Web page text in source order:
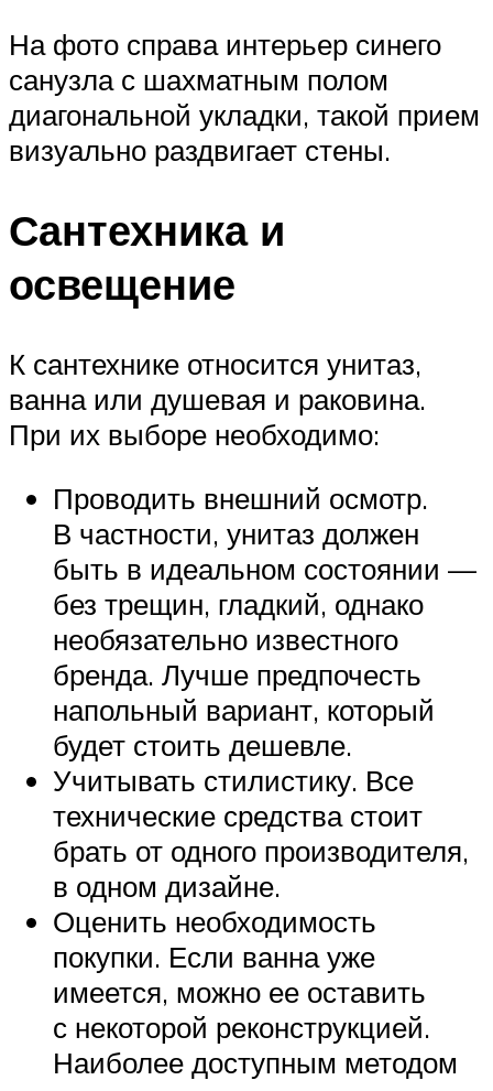
На фото справа интерьер синего
санузла с шахматным полом
диагональной укладки, такой прием
визуально раздвигает стены.
Сантехника и
освещение
К сантехнике относится унитаз,
ванна или душевая и раковина.
При их выборе необходимо:
Проводить внешний осмотр.
В частности, унитаз должен
быть в идеальном состоянии —
без трещин, гладкий, однако
необязательно известного
бренда. Лучше предпочесть
напольный вариант, который
будет стоить дешевле.
Учитывать стилистику. Все
технические средства стоит
брать от одного производителя,
в одном дизайне.
Оценить необходимость
покупки. Если ванна уже
имеется, можно ее оставить
с некоторой реконструкцией.
Наиболее доступным методом